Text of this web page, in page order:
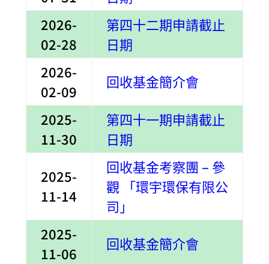
2026-
02-28
第四十二期申請截止
日期
2026-
02-09
回收基金簡介會
2025-
11-30
第四十一期申請截止
日期
2025-
11-14
回收基金考察團 – 參
觀 「環宇環保有限公
司」
2025-
11-06
回收基金簡介會